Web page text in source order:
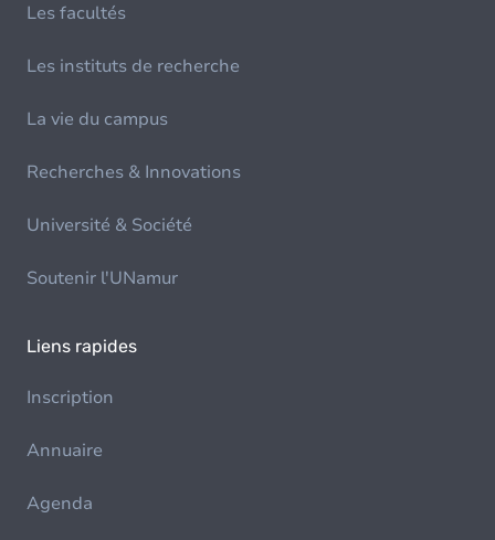
Les facultés
Les instituts de recherche
La vie du campus
Recherches & Innovations
Université & Société
Soutenir l'UNamur
Liens rapides
Inscription
Annuaire
Agenda